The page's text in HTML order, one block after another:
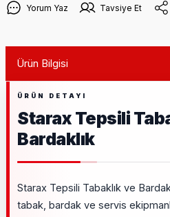
Yorum Yaz Tavsiye Et
Ürün Bilgisi
Starax Tepsili
Bardaklık
Starax Tepsili Tabaklık ve
tabak, bardak ve servis